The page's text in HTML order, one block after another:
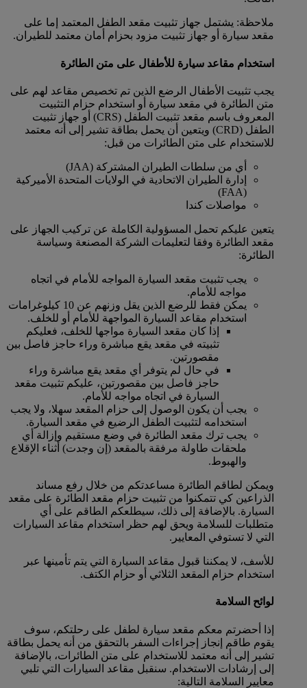
ملاحظة: يشتمل جهاز تثبيت مقعد الطفل المعتمد إما على
مقعد سيارة أو جهاز تثبيت مزود بحزام أمان معتمد للطيران.
استخدام مقاعد سيارة للأطفال على متن الطائرة
يجب تثبيت الأطفال الرضع الذين تم تخصيص مقاعد لهم على
متن الطائرة في مقعد سيارة أو استخدام حزام التثبيت
المعروف باسم مقعد تثبيت الطفل (CRS) أو جهاز تثبيت
الطفل (CRD) ويتعين أن يحمل بطاقة تشير إلى أنه معتمد
للاستخدام على متن الطائرات من قبل:
أي من سلطات الطيران المشتركة (JAA)
إدارة الطيران الاتحادية في الولايات المتحدة الأميركية
(FAA)
مواصلات كندا
يتعين عليكم تحمل المسؤولية الكاملة عن تركيب الجهاز على
مقعد الطائرة وفقا لتعليمات الشركة المصنعة وسياسة
الطائرة:
يجب تثبيت مقعد السيارة المواجه للأمام في اتجاه
مواجه للأمام.
يمكن فقط للرضع الذين يقل وزنهم عن 10 كيلوغرامات
استخدام مقاعد السيارة المواجهة للأمام أو للخلف.
إذا كان مقعد السيارة مواجها للخلف، فعليكم
تثبيته في مقعد يقع مباشرة وراء حاجز فاصل بين
مقصورتين.
في حال لم يتوفر أي مقعد يقع مباشرة وراء
حاجز فاصل بين مقصورتين، عليكم تثبيت مقعد
السيارة في اتجاه مواجه للأمام.
يجب أن يكون الوصول إلى حزام المقعد سهلا، ولا يجب
استخدامه لتثبيت الطفل الرضيع في مقعد السيارة.
يجب ترك مقعد الطائرة في وضع مستقيم وإزالة أي
ملحقات طاولة مرفقة بالمقعد (إن وجدت) أثناء الإقلاع
والهبوط.
ويمكن لطاقم الطائرة مساعدتكم من خلال رفع مساند
الذراعين كي تتمكنوا من تثبيت حزام مقعد الطائرة على مقعد
السيارة. بالإضافة إلى ذلك، سيطلعكم الطاقم على أي
متطلبات للسلامة ويحق لهم حظر استخدام مقاعد السيارات
التي لا تستوفي المعايير.
للأسف، لا يمكننا قبول مقاعد السيارة التي يتم تأمينها عبر
استخدام حزام المقعد الثلاثي أو حزام الكتف.
لوائح السلامة
إذا أحضرتم معكم مقعد سيارة لطفل على رحلتكم، سوف
يقوم طاقم إنجاز إجراءات السفر بالتحقق من أنه يحمل بطاقة
تشير إلى أنه معتمد للاستخدام على متن الطائرات، بالإضافة
إلى إرشادات الاستخدام. سنقبل مقاعد السيارات التي تلبي
معايير السلامة التالية: